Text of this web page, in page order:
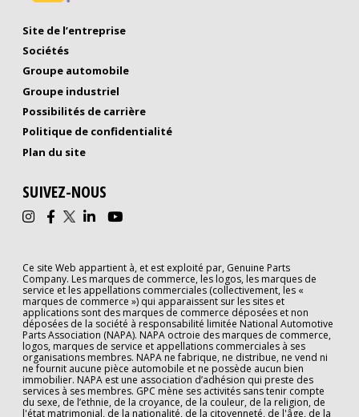
Site de l’entreprise
Sociétés
Groupe automobile
Groupe industriel
Possibilités de carrière
Politique de confidentialité
Plan du site
SUIVEZ-NOUS
Ce site Web appartient à, et est exploité par, Genuine Parts
Company. Les marques de commerce, les logos, les marques de
service et les appellations commerciales (collectivement, les «
marques de commerce ») qui apparaissent sur les sites et
applications sont des marques de commerce déposées et non
déposées de la société à responsabilité limitée National Automotive
Parts Association (NAPA). NAPA octroie des marques de commerce,
logos, marques de service et appellations commerciales à ses
organisations membres. NAPA ne fabrique, ne distribue, ne vend ni
ne fournit aucune pièce automobile et ne possède aucun bien
immobilier. NAPA est une association d’adhésion qui preste des
services à ses membres. GPC mène ses activités sans tenir compte
du sexe, de l’ethnie, de la croyance, de la couleur, de la religion, de
l'état matrimonial, de la nationalité, de la citoyenneté, de l'âge, de la